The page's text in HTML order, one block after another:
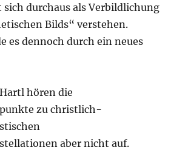
sich durchaus als Verbildlichung
Bilds“ verstehen.
es dennoch durch ein neues
hören die
zu christlich-
aber nicht auf.